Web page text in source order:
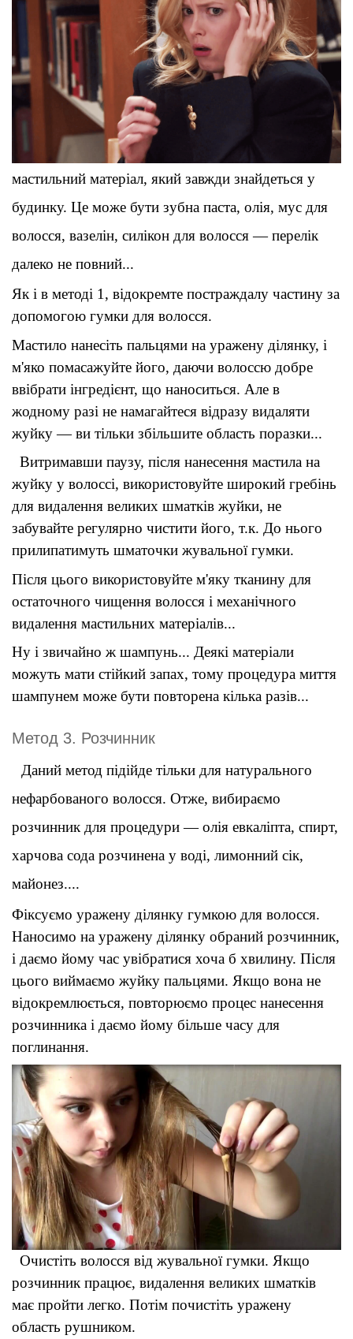
мастильний матеріал, який завжди знайдеться у
будинку. Це може бути зубна паста, олія, мус для
волосся, вазелін, силікон для волосся — перелік
далеко не повний...
Як і в методі 1, відокремте постраждалу частину за
допомогою гумки для волосся.
Мастило нанесіть пальцями на уражену ділянку, і
м'яко помасажуйте його, даючи волоссю добре
ввібрати інгредієнт, що наноситься. Але в
жодному разі не намагайтеся відразу видаляти
жуйку — ви тільки збільшите область поразки...
Витримавши паузу, після нанесення мастила на
жуйку у волоссі, використовуйте широкий гребінь
для видалення великих шматків жуйки, не
забувайте регулярно чистити його, т.к. До нього
прилипатимуть шматочки жувальної гумки.
Після цього використовуйте м'яку тканину для
остаточного чищення волосся і механічного
видалення мастильних матеріалів...
Ну і звичайно ж шампунь... Деякі матеріали
можуть мати стійкий запах, тому процедура миття
шампунем може бути повторена кілька разів...
Метод 3. Розчинник
Даний метод підійде тільки для натурального
нефарбованого волосся. Отже, вибираємо
розчинник для процедури — олія евкаліпта, спирт,
харчова сода розчинена у воді, лимонний сік,
майонез....
Фіксуємо уражену ділянку гумкою для волосся.
Наносимо на уражену ділянку обраний розчинник,
і даємо йому час увібратися хоча б хвилину. Після
цього виймаємо жуйку пальцями. Якщо вона не
відокремлюється, повторюємо процес нанесення
розчинника і даємо йому більше часу для
поглинання.
Очистіть волосся від жувальної гумки. Якщо
розчинник працює, видалення великих шматків
має пройти легко. Потім почистіть уражену
область рушником.